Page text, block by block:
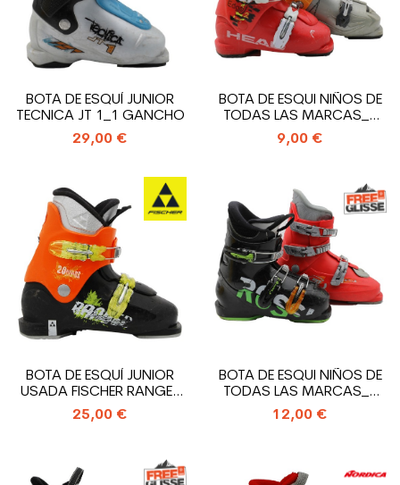
BOTA DE ESQUÍ JUNIOR
TECNICA JT 1_1 GANCHO
29,00 €
BOTA DE ESQUI NIÑOS DE
TODAS LAS MARCAS_2
GANCHOS
9,00 €
BOTA DE ESQUÍ JUNIOR
USADA FISCHER RANGER
20_2 GANCHOS
25,00 €
BOTA DE ESQUI NIÑOS DE
TODAS LAS MARCAS_3
GANCHOS
12,00 €